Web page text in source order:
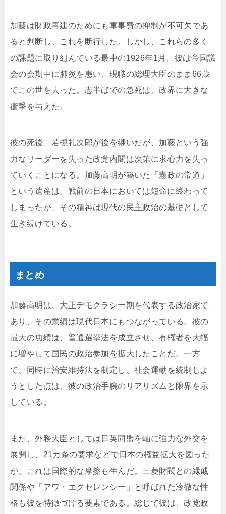
加藤は財政再建のためにも軍事費の抑制が不可欠であ
ると判断し、これを断行した。しかし、これらの多く
の課題に取り組んでいる最中の1926年1月、彼は帝国議
会の会期中に肺炎を患い、現職の総理大臣のまま66歳
でこの世を去った。志半ばでの急死は、政界に大きな
衝撃を与えた。
彼の死後、若槻礼次郎が後を継いだが、加藤という強
力なリーダーを失った政党内閣は次第に求心力を失っ
ていくことになる。加藤高明が築いた「憲政の常道」
という遺産は、戦前の日本においては短命に終わって
しまったが、その精神は現代の民主政治の基礎として
生き続けている。
まとめ
加藤高明は、大正デモクラシー期を代表する政治家で
あり、その業績は現代日本にもつながっている。彼の
最大の功績は、普通選挙法を成立させ、有権者を大幅
に増やして国民の政治参加を拡大したことだ。一方
で、同時に治安維持法を制定し、社会運動を統制しよ
うとした点は、彼の政治手腕のリアリズムと限界を示
している。
また、外務大臣としては日英同盟を軸に強力な外交を
展開し、21カ条の要求などで日本の権益拡大を図った
が、これは国際的な摩擦も生んだ。三菱財閥との縁戚
関係や「アワ・エクセレンシー」と呼ばれた冷徹な性
格も彼を特徴づける要素である。総じて彼は、政党政